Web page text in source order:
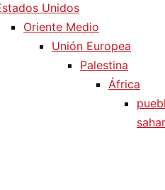
Unidos
Oriente Medio
Unión Europea
Palestina
África